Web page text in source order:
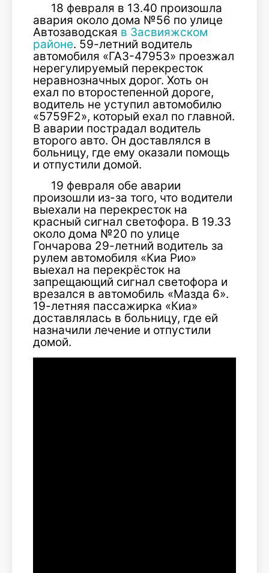
18 февраля в 13.40 произошла
авария около дома №56 по улице
Автозаводская в Засвияжском
районе. 59-летний водитель
автомобиля «ГАЗ-47953» проезжал
нерегулируемый перекресток
неравнозначных дорог. Хоть он
ехал по второстепенной дороге,
водитель не уступил автомобилю
«5759F2», который ехал по главной.
В аварии пострадал водитель
второго авто. Он доставлялся в
больницу, где ему оказали помощь
и отпустили домой.
19 февраля обе аварии
произошли из-за того, что водители
выехали на перекресток на
красный сигнал светофора. В 19.33
около дома №20 по улице
Гончарова 29-летний водитель за
рулем автомобиля «Киа Рио»
выехал на перекрёсток на
запрещающий сигнал светофора и
врезался в автомобиль «Мазда 6».
19-летняя пассажирка «Киа»
доставлялась в больницу, где ей
назначили лечение и отпустили
домой.